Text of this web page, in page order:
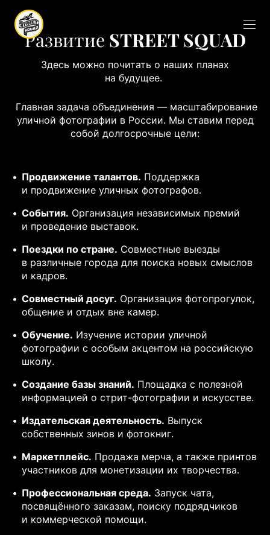
Развитие STREET SQUAD
Здесь можно почитать о наших планах
на будущее.
Главная задача объединения — масштабирование
уличной фотографии в России. Мы ставим перед
собой долгосрочные цели:
Продвижение талантов. Поддержка
и продвижение уличных фотографов.
События. Организация независимых премий
и проведение выставок.
Поездки по стране. Совместные выезды
в различные города для поиска новых смыслов
и кадров.
Совместный досуг. Организация фотопрогулок,
общение и отдых вне камер.
Обучение. Изучение истории уличной
фотографии с особым акцентом на российскую
школу.
Создание базы знаний. Площадка с полезной
информацией о стрит-фотографии и искусстве.
Издательская деятельность. Выпуск
собственных зинов и фотокниг.
Маркетплейс. Продажа мерча, а также принтов
участников для монетизации их творчества.
Профессиональная среда. Запуск чата,
посвящённого заказам, поиску подрядчиков
и коммерческой помощи.